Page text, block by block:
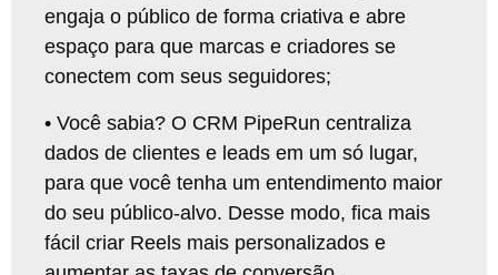
engaja o público de forma criativa e abre
espaço para que marcas e criadores se
conectem com seus seguidores;
• Você sabia? O CRM PipeRun centraliza
dados de clientes e leads em um só lugar,
para que você tenha um entendimento maior
do seu público-alvo. Desse modo, fica mais
fácil criar Reels mais personalizados e